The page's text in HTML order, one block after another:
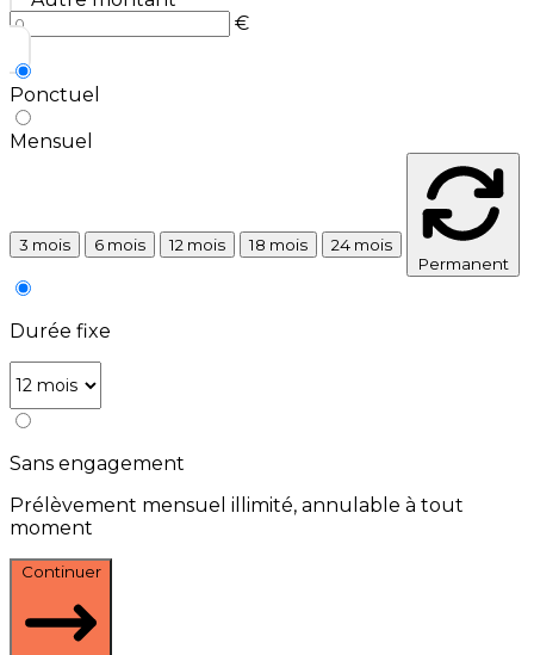
€
Ponctuel
Mensuel
3 mois 6 mois 12 mois 18 mois
24 mois
Permanent
Durée fixe
Sans engagement
Prélèvement mensuel illimité, annulable à tout
moment
Continuer